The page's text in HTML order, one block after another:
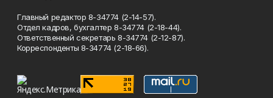
Главный редактор 8-34774 (2-14-57).
Отдел кадров, бухгалтер 8-34774 (2-18-44).
Ответственный секретарь 8-34774 (2-12-87).
Корреспонденты 8-34774 (2-18-66).